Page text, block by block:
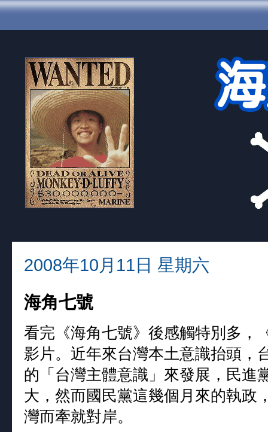
2008年10月11日 星期六
海角七號
看完《海角七號》後感觸特別多，
影片。近年來台灣本土意識抬頭，
的「台灣主體意識」來發展，民進
大，然而國民黨這幾個月來的執政
灣而牽就對岸。